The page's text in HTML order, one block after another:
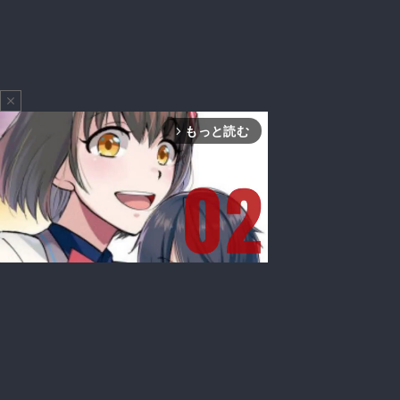
close
arrow_forward_ios もっと読む